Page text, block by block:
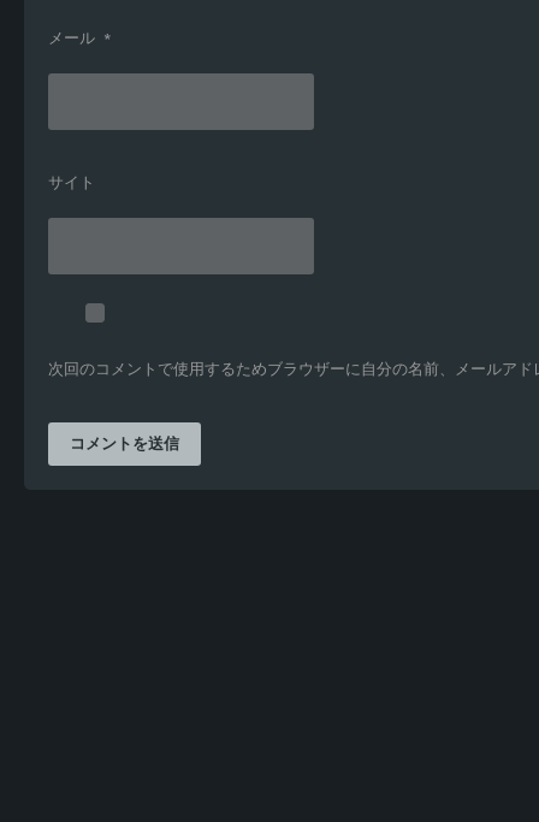
メール *
サイト
次回のコメントで使用するためブラウザーに自分の名前、メールア